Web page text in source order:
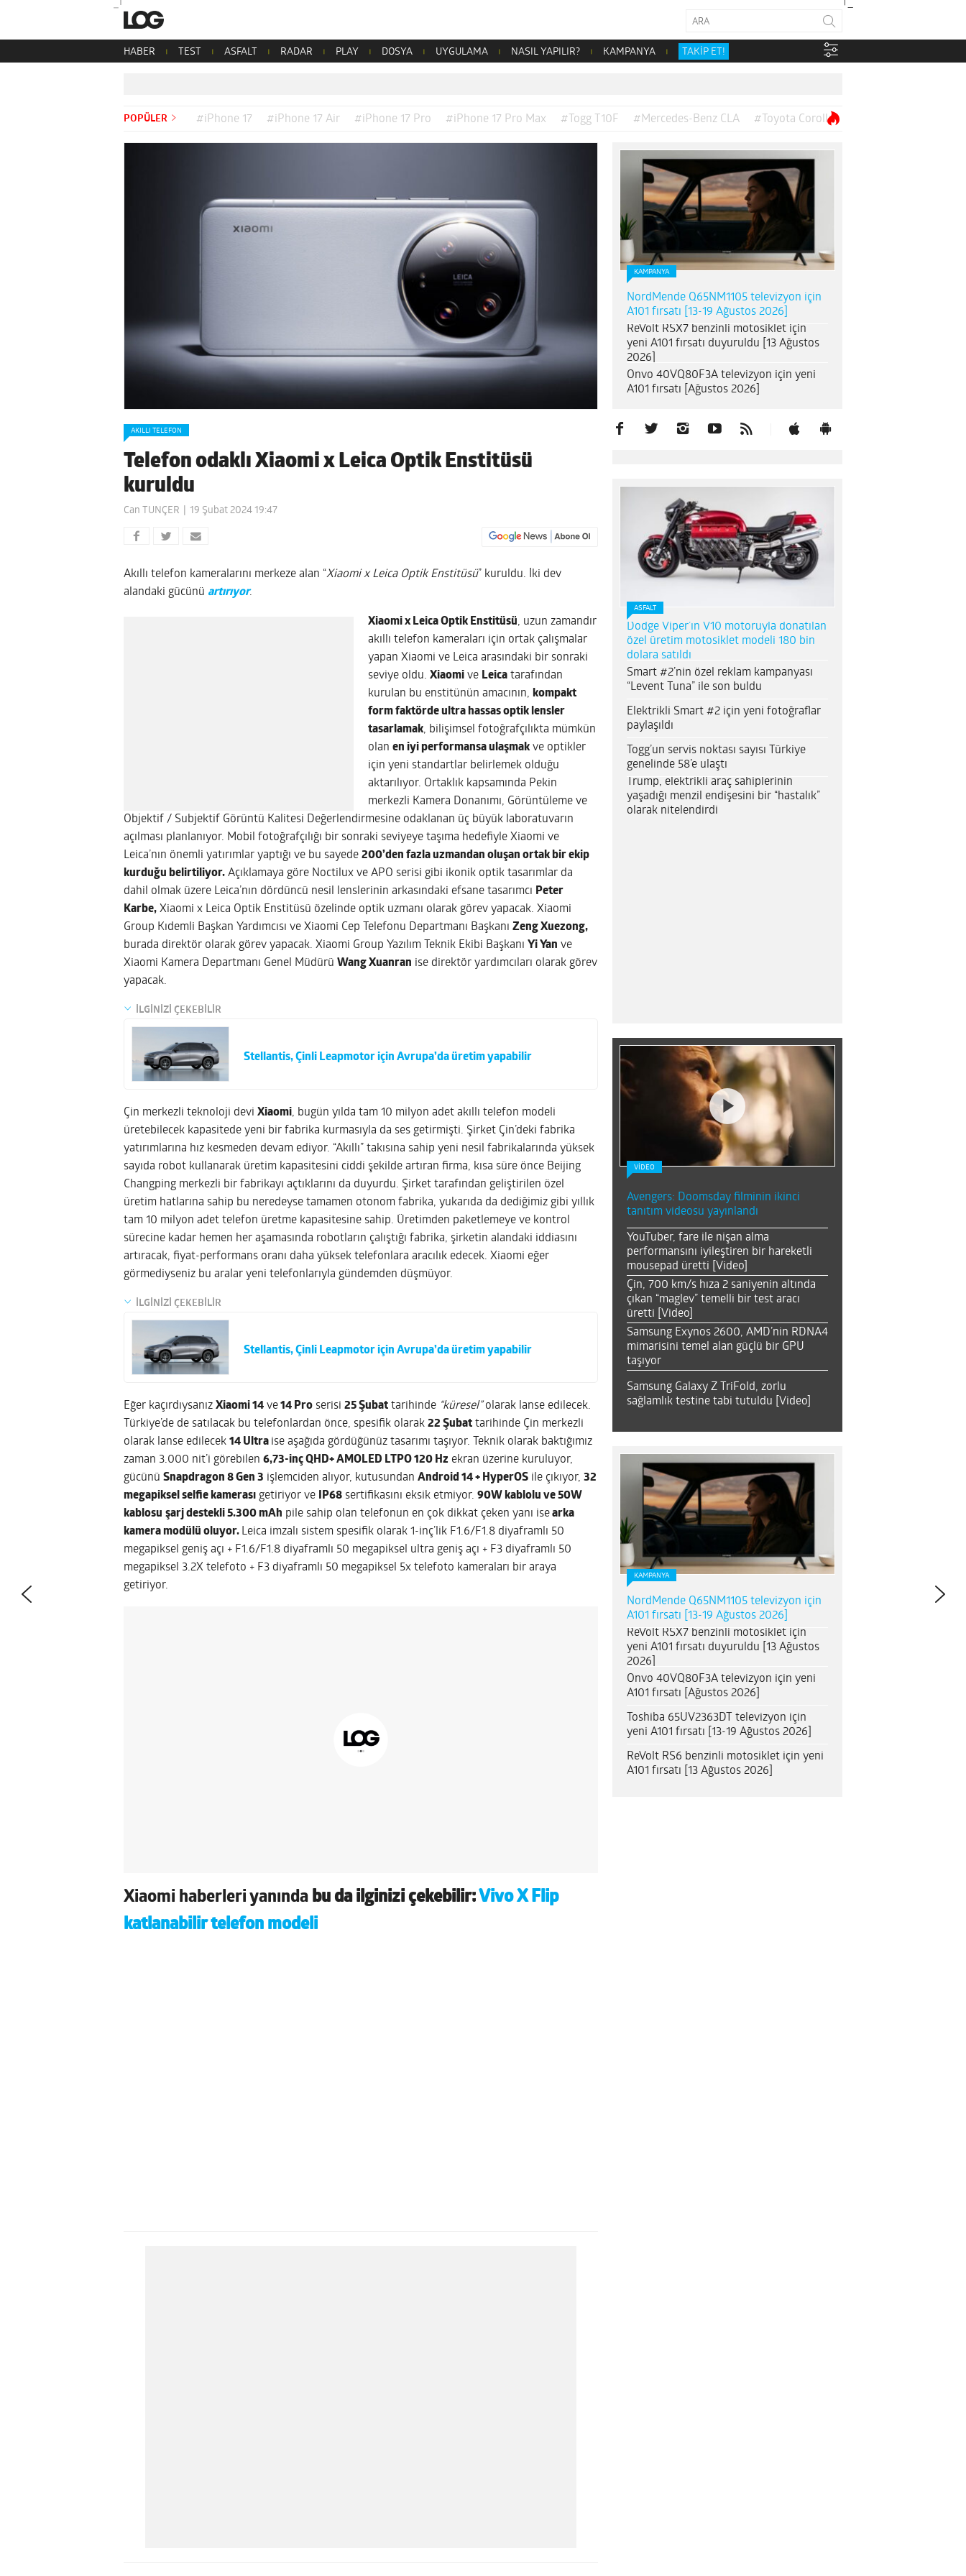
HABER TEST ASFALT RADAR PLAY DOSYA UYGULAMA NASIL YAPILIR? KAMPANYA TAKİP ET!
POPÜLER #iPhone 17 #iPhone 17 Air #iPhone 17 Pro #iPhone 17 Pro Max #Togg T10F #Mercedes-Benz CLA #Toyota Corolla
AKILLI TELEFON
Telefon odaklı Xiaomi x Leica Optik Enstitüsü
kuruldu
Can TUNÇER 19 Şubat 2024 19:47
Akıllı telefon kameralarını merkeze alan “Xiaomi x Leica Optik Enstitüsü” kuruldu. İki dev
alandaki gücünü artırıyor.
Xiaomi x Leica Optik Enstitüsü, uzun zamandır
akıllı telefon kameraları için ortak çalışmalar
yapan Xiaomi ve Leica arasındaki bir sonraki
seviye oldu. Xiaomi ve Leica tarafından
kurulan bu enstitünün amacının, kompakt
form faktörde ultra hassas optik lensler
tasarlamak, bilişimsel fotoğrafçılıkta mümkün
olan en iyi performansa ulaşmak ve optikler
için yeni standartlar belirlemek olduğu
aktarılıyor. Ortaklık kapsamında Pekin
merkezli Kamera Donanımı, Görüntüleme ve
Objektif / Subjektif Görüntü Kalitesi Değerlendirmesine odaklanan üç büyük laboratuvarın
açılması planlanıyor. Mobil fotoğrafçılığı bir sonraki seviyeye taşıma hedefiyle Xiaomi ve
Leica’nın önemli yatırımlar yaptığı ve bu sayede 200’den fazla uzmandan oluşan ortak bir ekip
kurduğu belirtiliyor. Açıklamaya göre Noctilux ve APO serisi gibi ikonik optik tasarımlar da
dahil olmak üzere Leica’nın dördüncü nesil lenslerinin arkasındaki efsane tasarımcı Peter
Karbe, Xiaomi x Leica Optik Enstitüsü özelinde optik uzmanı olarak görev yapacak. Xiaomi
Group Kıdemli Başkan Yardımcısı ve Xiaomi Cep Telefonu Departmanı Başkanı Zeng Xuezong,
burada direktör olarak görev yapacak. Xiaomi Group Yazılım Teknik Ekibi Başkanı Yi Yan ve
Xiaomi Kamera Departmanı Genel Müdürü Wang Xuanran ise direktör yardımcıları olarak görev
yapacak.
İLGİNİZİ ÇEKEBİLİR
Stellantis, Çinli Leapmotor için Avrupa’da üretim yapabilir
Çin merkezli teknoloji devi Xiaomi, bugün yılda tam 10 milyon adet akıllı telefon modeli
üretebilecek kapasitede yeni bir fabrika kurmasıyla da ses getirmişti. Şirket Çin’deki fabrika
yatırımlarına hız kesmeden devam ediyor. “Akıllı” takısına sahip yeni nesil fabrikalarında yüksek
sayıda robot kullanarak üretim kapasitesini ciddi şekilde artıran firma, kısa süre önce Beijing
Changping merkezli bir fabrikayı açtıklarını da duyurdu. Şirket tarafından geliştirilen özel
üretim hatlarına sahip bu neredeyse tamamen otonom fabrika, yukarıda da dediğimiz gibi yıllık
tam 10 milyon adet telefon üretme kapasitesine sahip. Üretimden paketlemeye ve kontrol
sürecine kadar hemen her aşamasında robotların çalıştığı fabrika, şirketin alandaki iddiasını
artıracak, fiyat-performans oranı daha yüksek telefonlara aracılık edecek. Xiaomi eğer
görmediyseniz bu aralar yeni telefonlarıyla gündemden düşmüyor.
İLGİNİZİ ÇEKEBİLİR
Stellantis, Çinli Leapmotor için Avrupa’da üretim yapabilir
Eğer kaçırdıysanız Xiaomi 14 ve14 Pro serisi 25 Şubat tarihinde “küresel”olarak lanse edilecek.
Türkiye’de de satılacak bu telefonlardan önce, spesifik olarak 22 Şubat tarihinde Çin merkezli
olarak lanse edilecek 14 Ultra ise aşağıda gördüğünüz tasarımı taşıyor. Teknik olarak baktığımız
zaman 3.000 nit’i görebilen 6,73-inç QHD+ AMOLED LTPO 120 Hz ekran üzerine kuruluyor,
gücünü Snapdragon 8 Gen 3 işlemciden alıyor, kutusundan Android 14 + HyperOS ile çıkıyor, 32
megapiksel selfie kamerası getiriyor ve IP68 sertifikasını eksik etmiyor. 90W kablolu ve 50W
kablosu şarj destekli 5.300 mAh pile sahip olan telefonun en çok dikkat çeken yanı isearka
kamera modülü oluyor. Leica imzalı sistem spesifik olarak 1-inç’lik F1.6/F1.8 diyaframlı 50
megapiksel geniş açı + F1.6/F1.8 diyaframlı 50 megapiksel ultra geniş açı + F3 diyaframlı 50
megapiksel 3.2X telefoto + F3 diyaframlı 50 megapiksel 5x telefoto kameraları bir araya
getiriyor.
Xiaomi haberleri yanında bu da ilginizi çekebilir: Vivo X Flip
katlanabilir telefon modeli
KAMPANYA
NordMende Q65NM1105 televizyon için
A101 fırsatı [13-19 Ağustos 2026]
ReVolt RSX7 benzinli motosiklet için
yeni A101 fırsatı duyuruldu [13 Ağustos
2026]
Onvo 40VQ80F3A televizyon için yeni
A101 fırsatı [Ağustos 2026]
ASFALT
Dodge Viper’ın V10 motoruyla donatılan
özel üretim motosiklet modeli 180 bin
dolara satıldı
Smart #2’nin özel reklam kampanyası
“Levent Tuna” ile son buldu
Elektrikli Smart #2 için yeni fotoğraflar
paylaşıldı
Togg’un servis noktası sayısı Türkiye
genelinde 58’e ulaştı
Trump, elektrikli araç sahiplerinin
yaşadığı menzil endişesini bir “hastalık”
olarak nitelendirdi
VİDEO
Avengers: Doomsday filminin ikinci
tanıtım videosu yayınlandı
YouTuber, fare ile nişan alma
performansını iyileştiren bir hareketli
mousepad üretti [Video]
Çin, 700 km/s hıza 2 saniyenin altında
çıkan “maglev” temelli bir test aracı
üretti [Video]
Samsung Exynos 2600, AMD’nin RDNA4
mimarisini temel alan güçlü bir GPU
taşıyor
Samsung Galaxy Z TriFold, zorlu
sağlamlık testine tabi tutuldu [Video]
KAMPANYA
NordMende Q65NM1105 televizyon için
A101 fırsatı [13-19 Ağustos 2026]
ReVolt RSX7 benzinli motosiklet için
yeni A101 fırsatı duyuruldu [13 Ağustos
2026]
Onvo 40VQ80F3A televizyon için yeni
A101 fırsatı [Ağustos 2026]
Toshiba 65UV2363DT televizyon için
yeni A101 fırsatı [13-19 Ağustos 2026]
ReVolt RS6 benzinli motosiklet için yeni
A101 fırsatı [13 Ağustos 2026]